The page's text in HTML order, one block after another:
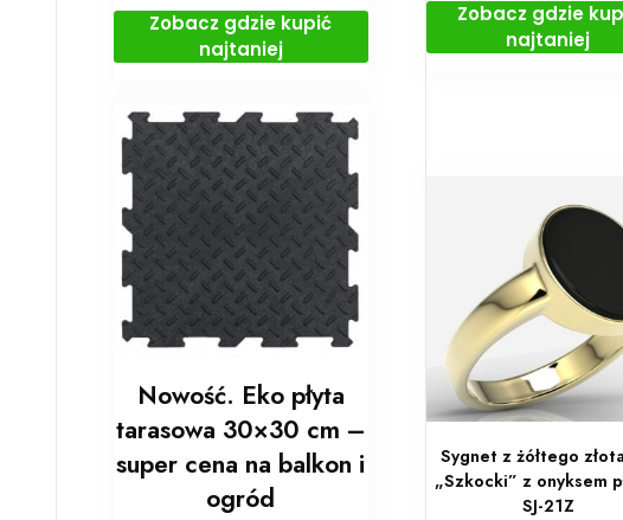
Zobacz gdzie
najtaniej
Sygnet z żółtego
„Szkocki” z onyksem
SJ-21Z
Zobacz gdzie kupić
najtaniej
Nowość. Eko płyta
tarasowa 30×30 cm –
super cena na balkon i
ogród